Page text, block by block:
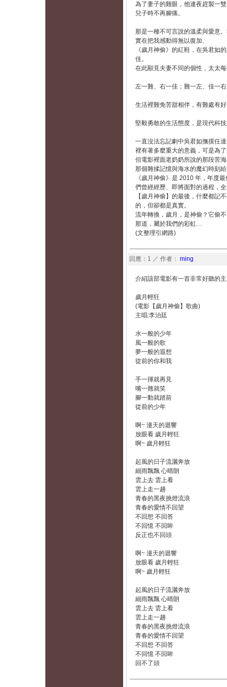
為了妻子的雞眼，他連夜趕製一
兒子時不再腳痛。
那是一種不可言說的溫柔與愛意
實在把我感動得無以復加、
《歲月神偷》的紅鞋，在吳君如
佳。
在此顯見夫妻不同的個性，太太
左一難、右一佳；難一左、佳一
生活裡難免苦甜相伴，有難處有
堅毅勇敢的生活態度，是現代科
一直沒法忘記劇中吳君如撫摸任
裡有著多麼重大的意義，可是為
但電影裡面老奶奶所說的那段苦
那個雜揉記憶與海水的魔幻時刻
《歲月神偷》是 2010 年，年度
們曾經經歷、即將面對的過程，
【歲月神偷】的最後，什麼都記
的，但卻都是真實。
流年轉換，歲月，是神偷？它偷
那道，屬於我們的彩虹…
(文整理引網路)
回應：1 ／ 作者： ming
介紹該部電影有一首非常好聽的
歲月輕狂
(電影【歲月神偷】歌曲)
主唱:李治廷
水一般的少年
風一般的歌
夢一般的遐想
從前的你和我
手一揮就再見
嘴一翹就笑
腳一動就踏前
從前的少年
啊~ 漫天的迴響
放眼看 歲月輕狂
啊~ 歲月輕狂
起風的日子流灑奔放
細雨飄飄 心晴朗
雲上去 雲上看
雲上走一趟
青春的黑夜挑燈流浪
青春的愛情不回望
不回想 不回答
不回憶 不回眸
反正也不回頭
啊~ 漫天的迴響
放眼看 歲月輕狂
啊~ 歲月輕狂
起風的日子流灑奔放
細雨飄飄 心晴朗
雲上去 雲上看
雲上走一趟
青春的黑夜挑燈流浪
青春的愛情不回望
不回想 不回答
不回憶 不回眸
回不了頭